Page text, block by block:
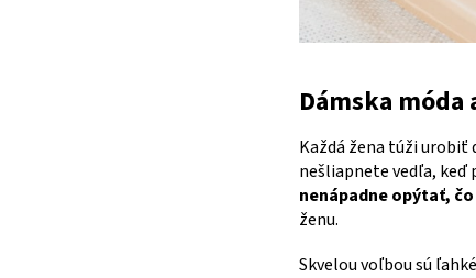
Dámska
Každá žena túži urobiť
nešliapnete vedľa, keď
nenápadne opýtať,
ženu.
Skvelou voľbou sú ľahké